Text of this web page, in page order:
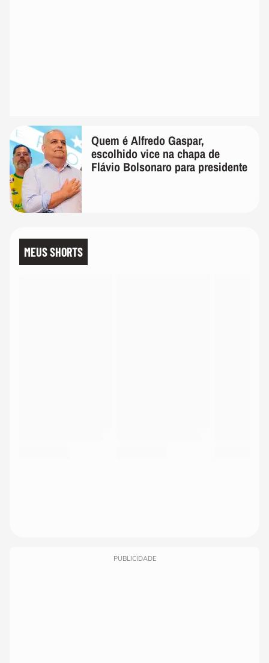
Quem é Alfredo Gaspar,
escolhido vice na chapa de
Flávio Bolsonaro para presidente
MEUS SHORTS
PUBLICIDADE